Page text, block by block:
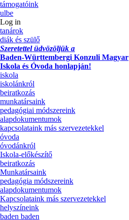
támogatóink
ulbe
Log in
tanárok
diák és szülő
Szeretettel üdvözöljük a
Baden-Württembergi Konzuli Magyar
Iskola és Óvoda honlapján!
iskola
iskolánkról
beiratkozás
munkatársaink
pedagógiai módszereink
alapdokumentumok
kapcsolataink más szervezetekkel
óvoda
óvodánkról
Iskola-előkészítő
beiratkozás
Munkatársaink
pedagógia módszereink
alapdokumentumok
Kapcsolataink más szervezetekkel
helyszíneink
baden baden